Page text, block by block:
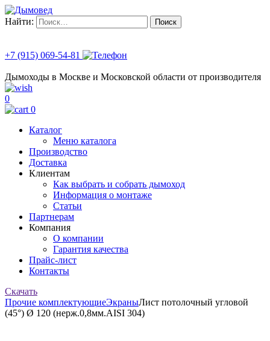
Найти:
+7 (915) 069-54-81
Дымоходы в Москве и Московской области от производителя
0
0
Каталог
Меню каталога
Производство
Доставка
Клиентам
Как выбрать и собрать дымоход
Информация о монтаже
Статьи
Партнерам
Компания
О компании
Гарантия качества
Прайс-лист
Контакты
Скачать
Прочие комплектующиеЭкраныЛист потолочный угловой
(45°) Ø 120 (нерж.0,8мм.AISI 304)